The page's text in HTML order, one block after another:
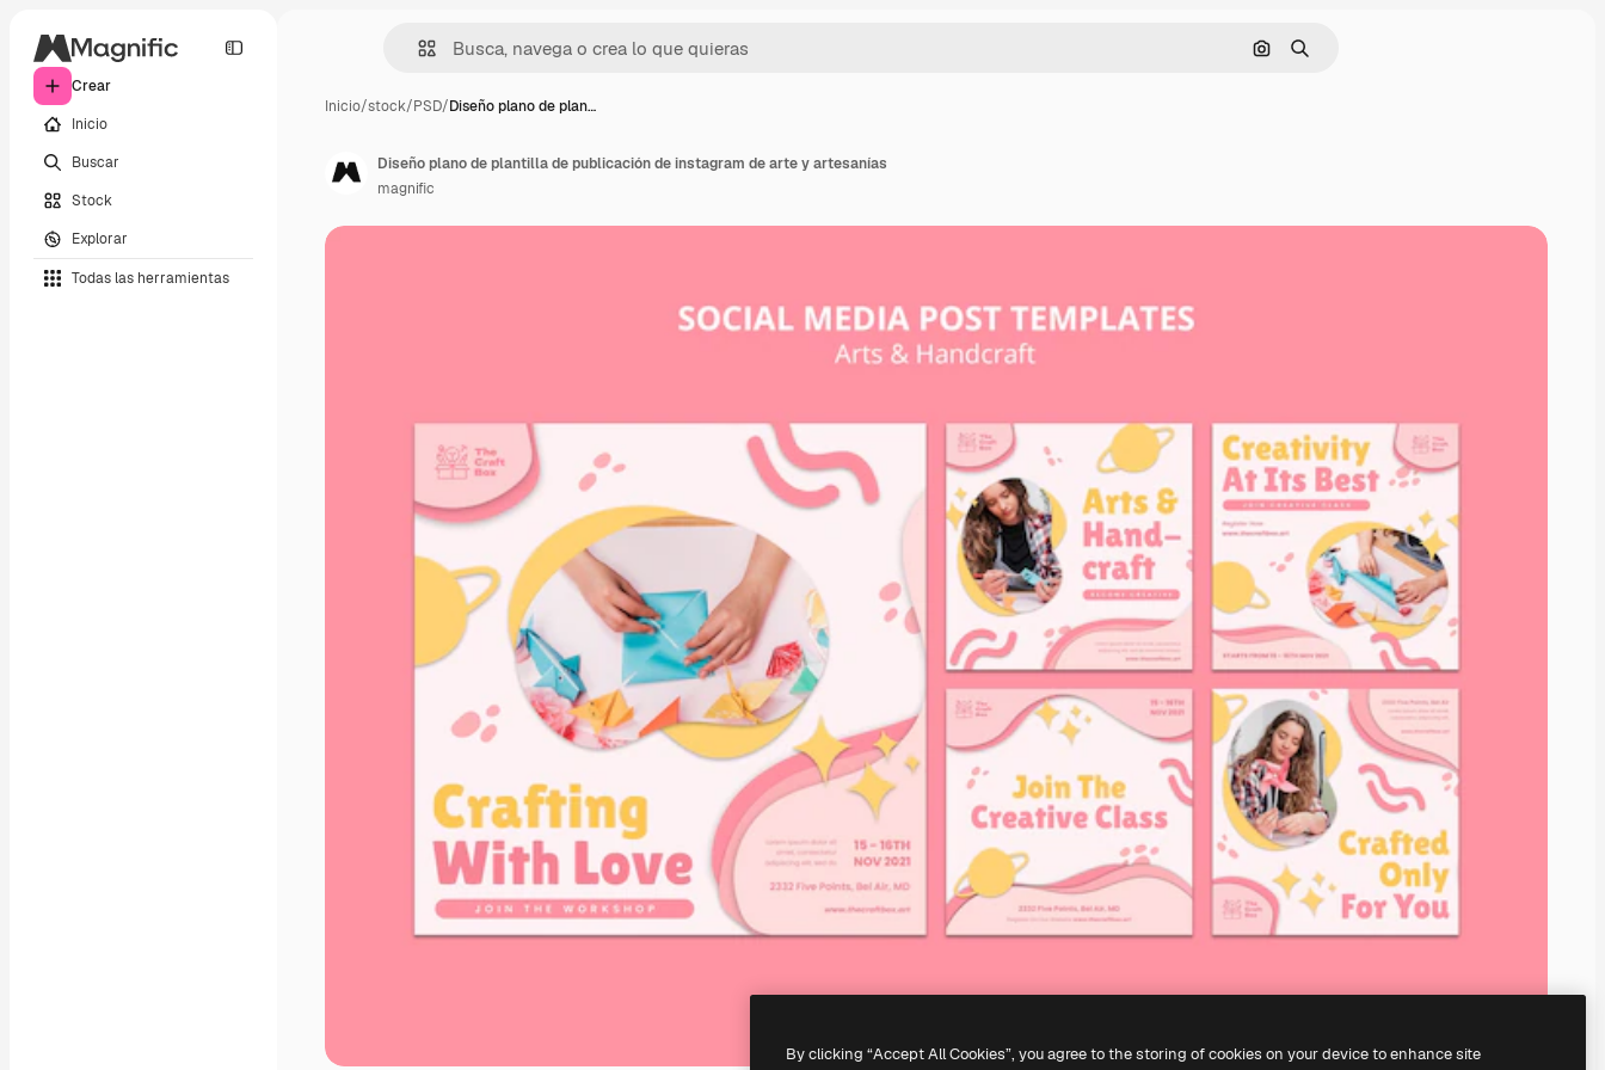
Crear
Inicio
Buscar
Stock
Explorar
Todas las herramientas
Buscar por imagen
Buscar
Inicio/stock/PSD/Diseño plano de plan…
Diseño plano de plantilla de publicación de instagram de arte y artesanías
magnific
By clicking “Accept All Cookies”, you agree to the storing of cookies on your device to enhance site